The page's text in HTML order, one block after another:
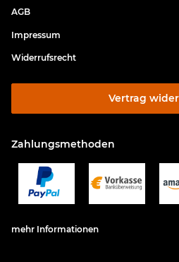
AGB
Impressum
Widerrufsrecht
Vertrag
Zahlungsmethoden
mehr Informationen